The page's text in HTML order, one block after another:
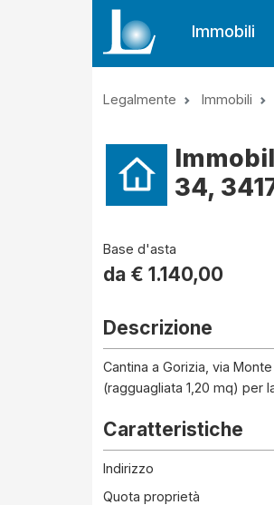
Immobili
Legalmente Immobili
34,
Base d'asta
da € 1.140,00
Descrizione
Cantina a Gorizia, via
(ragguagliata 1,20 mq) per
Caratteristiche
Indirizzo
Quota proprietà